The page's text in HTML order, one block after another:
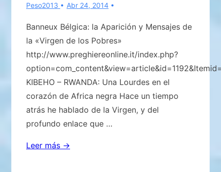
Peso2013 Abr 24, 2014
Banneux Bélgica: la Aparición y Mensajes de
la «Virgen de los Pobres»
http://www.preghiereonline.it/index.php?
KIBEHO – RWANDA: Una Lourdes en el
corazón de Africa negra Hace un tiempo
atrás he hablado de la Virgen, y del
profundo enlace que …
Banneux
Leer más →